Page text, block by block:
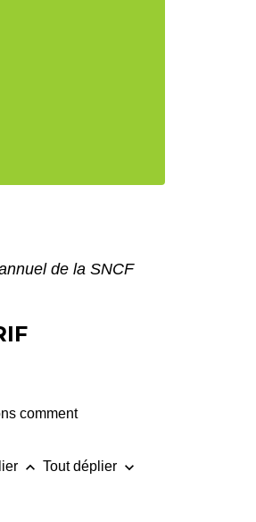
de la SNCF
comment
keyboard_arrow_up Tout déplier keyboard_arrow_down